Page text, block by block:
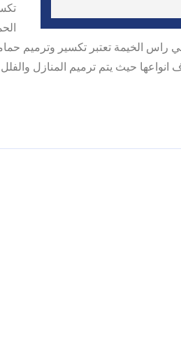
راس الخيمة تعتبر تكسير وترميم
انواعها حيث يتم ترميم المنازل